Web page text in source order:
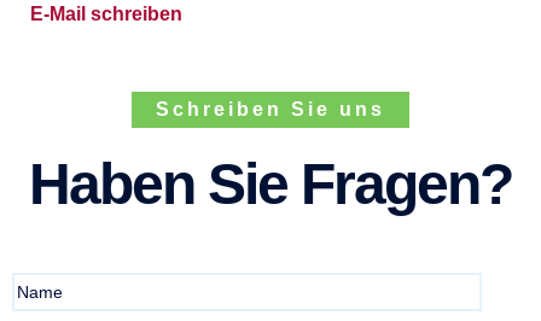
E-Mail schreiben
Schreiben Sie uns
Haben Sie Fragen?